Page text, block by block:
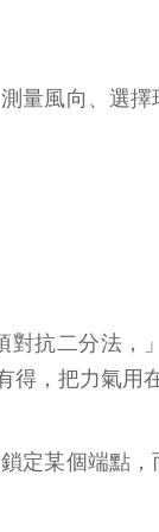
量風向、選
抗二分法
，把力氣用
定某個端點